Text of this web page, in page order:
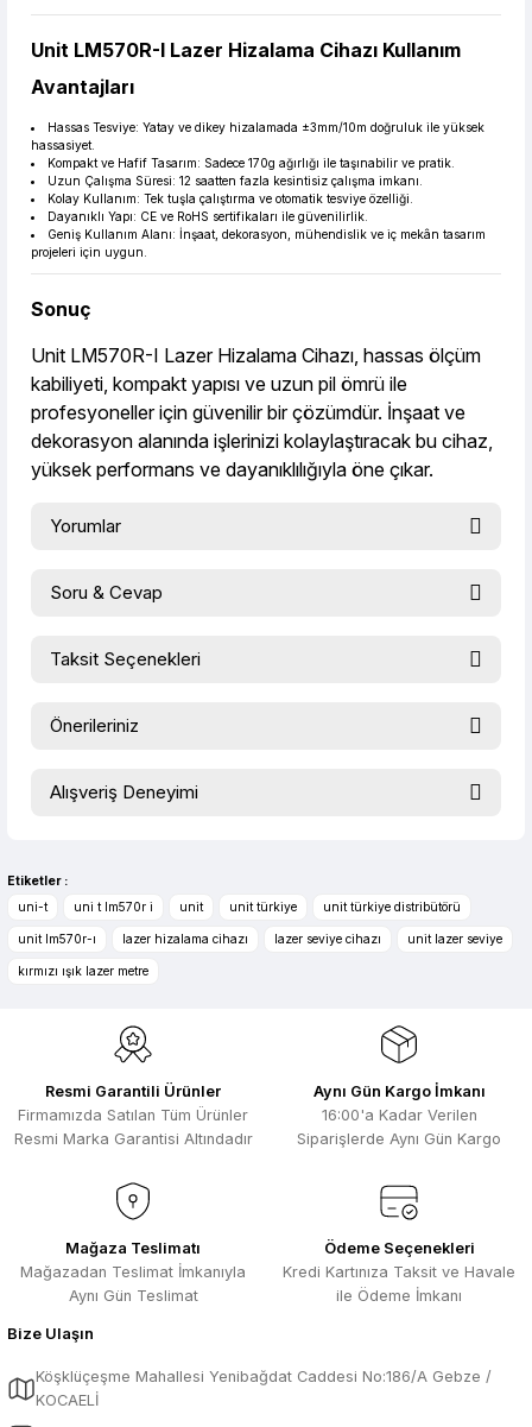
Unit LM570R-I Lazer Hizalama Cihazı Kullanım
Avantajları
Hassas Tesviye: Yatay ve dikey hizalamada ±3mm/10m doğruluk ile yüksek
hassasiyet.
Kompakt ve Hafif Tasarım: Sadece 170g ağırlığı ile taşınabilir ve pratik.
Uzun Çalışma Süresi: 12 saatten fazla kesintisiz çalışma imkanı.
Kolay Kullanım: Tek tuşla çalıştırma ve otomatik tesviye özelliği.
Dayanıklı Yapı: CE ve RoHS sertifikaları ile güvenilirlik.
Geniş Kullanım Alanı: İnşaat, dekorasyon, mühendislik ve iç mekân tasarım
projeleri için uygun.
Sonuç
Unit LM570R-I Lazer Hizalama Cihazı, hassas ölçüm
kabiliyeti, kompakt yapısı ve uzun pil ömrü ile
profesyoneller için güvenilir bir çözümdür. İnşaat ve
dekorasyon alanında işlerinizi kolaylaştıracak bu cihaz,
yüksek performans ve dayanıklılığıyla öne çıkar.
Yorumlar
Soru & Cevap
Taksit Seçenekleri
Önerileriniz
konularda yetersiz gördüğünüz noktaları öneri formunu
Ürün resmi kalitesiz, bozuk veya görüntülenemiyor.
Ürün açıklamasında eksik bilgiler bulunuyor.
Ürün bilgilerinde hatalar bulunuyor.
Bu ürüne benzer farklı alternatifler olmalı.
Alışveriş Deneyimi
Selim Toprak | 04/08/2026
Zengin ürün çesidi ve belirli marka
ürünlerin ithalatçısı olması hasebi ile
Selim Toprak | 29/07/2026
Kısa sürede geldi. Ürünler de iyi
sarılmıştı. Gayet iyi
Ali Salih Yıldız | 10/07/2026
Hızlı sipariş ve güvenli paketleme için
çok teşekkürler ediyorum
F... D... | 06/07/2026
Makine çok iyi herkese tavsiye
Etiketler :
uni-t
uni t lm570r i unit unit türkiye unit türkiye distribütörü
unit lm570r-ı lazer hizalama cihazı lazer seviye cihazı unit lazer seviye
kırmızı ışık lazer metre
Resmi Garantili Ürünler
Firmamızda Satılan Tüm Ürünler
Resmi Marka Garantisi Altındadır
Aynı Gün Kargo İmkanı
16:00'a Kadar Verilen
Siparişlerde Aynı Gün Kargo
Mağaza Teslimatı
Mağazadan Teslimat İmkanıyla
Aynı Gün Teslimat
Ödeme Seçenekleri
Kredi Kartınıza Taksit ve Havale
ile Ödeme İmkanı
Bize Ulaşın
Köşklüçeşme Mahallesi Yenibağdat Caddesi No:186/A Gebze /
KOCAELİ